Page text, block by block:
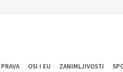
OSI I EU ZANIMLJIVOSTI